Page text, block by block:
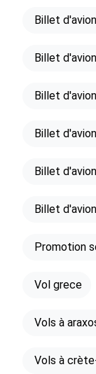
Billet
Billet
Billet
Billet
Billet
Billet
Promotion
Vol grece
Vols à
Vols à